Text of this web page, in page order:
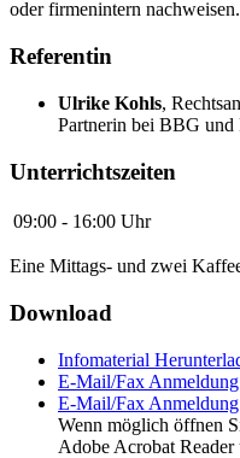
oder firmenintern nachweisen.
Referentin
Ulrike Kohls,
Partnerin bei BBG und
Unterrichtszeiten
09:00 - 16:00 Uhr
Eine Mittags- und zwei
Download
Infomaterial
E-Mail/Fax
E-Mail/Fax
Wenn möglich öffnen
Adobe Acrobat